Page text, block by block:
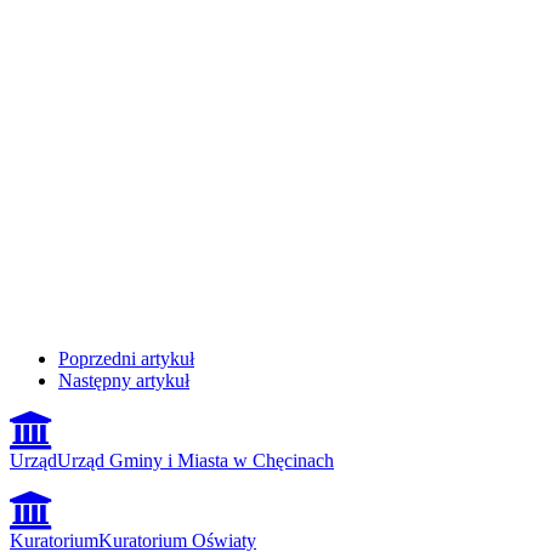
Poprzedni artykuł
Następny artykuł
UrządUrząd Gminy i Miasta w Chęcinach
KuratoriumKuratorium Oświaty